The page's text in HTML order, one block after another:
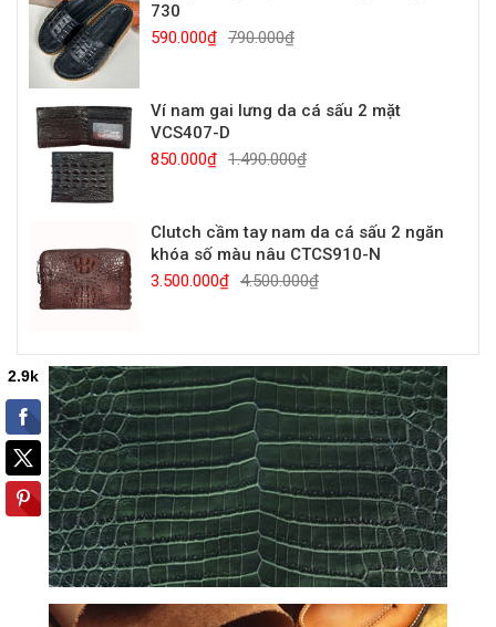
730
590.000₫ 790.000₫
Ví nam gai lưng da cá sấu 2 mặt
VCS407-D
850.000₫ 1.490.000₫
Clutch cầm tay nam da cá sấu 2 ngăn
khóa số màu nâu CTCS910-N
3.500.000₫ 4.500.000₫